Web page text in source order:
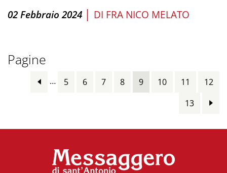
02 Febbraio 2024 | DI FRA NICO MELATO
Pagine
… 5 6 7 8 9 10 11
12
13